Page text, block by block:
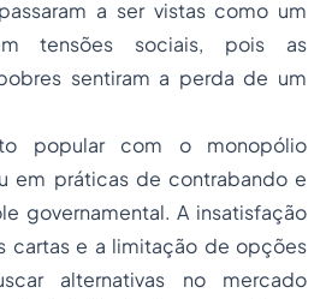
a ser vistas como um
tensões sociais, pois as
sentiram a perda de um
popular com o monopólio
em práticas de contrabando e
governamental. A insatisfação
cartas e a limitação de opções
alternativas no mercado